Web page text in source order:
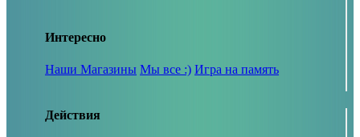
Интересно
Наши Магазины Мы все :) Игра на память
Действия